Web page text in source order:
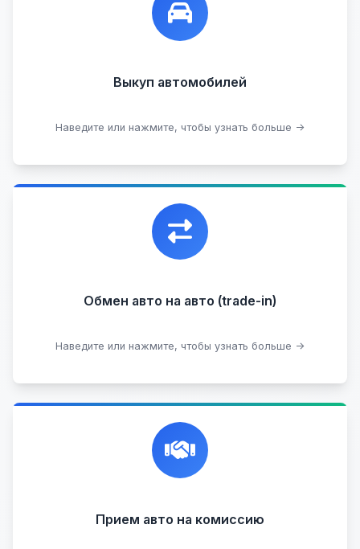
Выкуп автомобилей
Наведите или нажмите, чтобы узнать больше →
любых:
Проблемные
Кредитные
В залоге
Узнать стоимость
Обмен авто на авто (trade-in)
Наведите или нажмите, чтобы узнать больше →
Уникальная возможность обменять ваш
автомобиль с доплатой, подобрав вам
подходящий вариант.
Подобрать авто
Прием авто на комиссию
Честная и профессиональная экспертиза, реклама,
переговоры с клиентами, подготовка документов,
сопровождение сделки.
Прием битых авто